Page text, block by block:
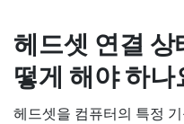
헤드셋 연결 상
떻게 해야 하나
헤드셋을 컴퓨터의 특정